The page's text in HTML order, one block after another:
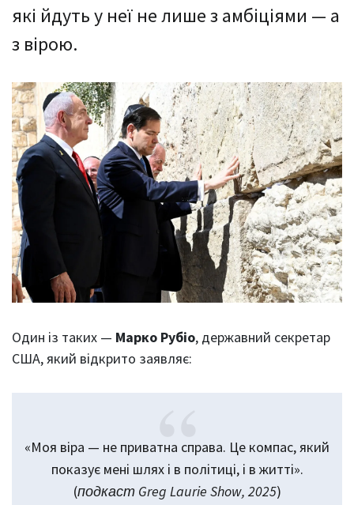
які йдуть у неї не лише з амбіціями — а
з вірою.
Один із таких — Марко Рубіо, державний секретар
США, який відкрито заявляє:
«Моя віра — не приватна справа. Це компас, який
показує мені шлях і в політиці, і в житті».
(подкаст Greg Laurie Show, 2025)